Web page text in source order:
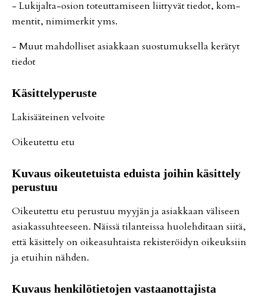
- Lu­ki­jal­ta-osi­on to­teut­ta­mi­seen liit­ty­vät tie­dot, kom­
men­tit, ni­mi­mer­kit yms.
- Muut mah­dol­li­set asi­ak­kaan suos­tu­muk­sel­la ke­rä­tyt
tie­dot
Kä­sit­te­ly­pe­rus­te
La­ki­sää­tei­nen vel­voi­te
Oi­keu­tet­tu etu
Ku­vaus oi­keu­te­tuis­ta eduis­ta joi­hin kä­sit­te­ly
pe­rus­tuu
Oi­keu­tet­tu etu pe­rus­tuu myy­jän ja asi­ak­kaan vä­li­seen
asi­a­kas­suh­tee­seen. Näis­sä ti­lan­teis­sa huo­leh­di­taan sii­tä,
et­tä kä­sit­te­ly on oi­ke­a­suh­tais­ta re­kis­te­röi­dyn oi­keuk­siin
ja etui­hin näh­den.
Ku­vaus hen­ki­lö­tie­to­jen vas­taa­not­ta­jis­ta